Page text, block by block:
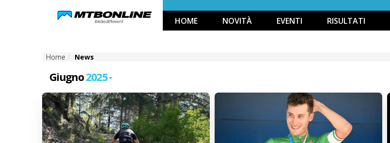
HOME NOVITÀ EVENTI RISULTATI
Home News
Giugno2025